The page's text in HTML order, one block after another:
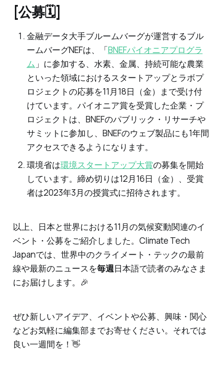
[公募🗓️]
金融データ大手ブルームバーグが運営するブル
ームバーグNEFは、「BNEFパイオニアプログラ
ム 」に参加する、水素、金属、持続可能な農業
といった領域におけるスタートアップとラボプ
ロジェクトの応募を11月18日（金）まで受け付
けています。パイオニア賞を受賞した企業・プ
ロジェクトは、BNEFのパブリック・リサーチや
サミットに参加し、BNEFのウェブ製品にも1年間
アクセスできるようになります。
環境省は環境スタートアップ大賞の募集を開始
しています。締め切りは12月16日（金）、受賞
者は2023年3月の授賞式に招待されます。
以上、日本と世界における11月の気候変動関連のイ
ベント・公募をご紹介しました。Climate Tech
Japanでは、世界中のクライメート・テックの最前
線や最新のニュースを毎週日本語で読者のみなさま
にお届けします。🎉
ぜひ新しいアイデア、イベントや公募、興味・関心
などお気軽に編集部までお寄せください。それでは
良い一週間を！👋